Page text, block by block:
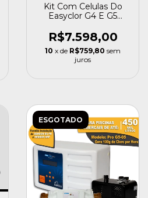
Kit Com Celulas Do
Easyclor G4 E G5
R$7.598,00
10 x de R$759,80 sem
juros
ESGOTADO